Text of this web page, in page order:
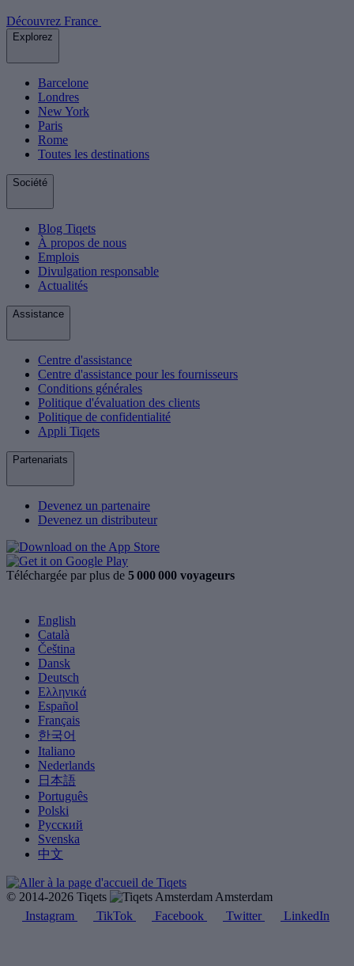
Découvrez France
Explorez
Barcelone
Londres
New York
Paris
Rome
Toutes les destinations
Société
Blog Tiqets
À propos de nous
Emplois
Divulgation responsable
Actualités
Assistance
Centre d'assistance
Centre d'assistance pour les fournisseurs
Conditions générales
Politique d'évaluation des clients
Politique de confidentialité
Appli Tiqets
Partenariats
Devenez un partenaire
Devenez un distributeur
Téléchargée par plus de 5 000 000 voyageurs
English
Català
Čeština
Dansk
Deutsch
Ελληνικά
Español
Français
한국어
Italiano
Nederlands
日本語
Português
Polski
Русский
Svenska
中文
© 2014-2026 Tiqets
Amsterdam
Instagram
TikTok Facebook Twitter LinkedIn